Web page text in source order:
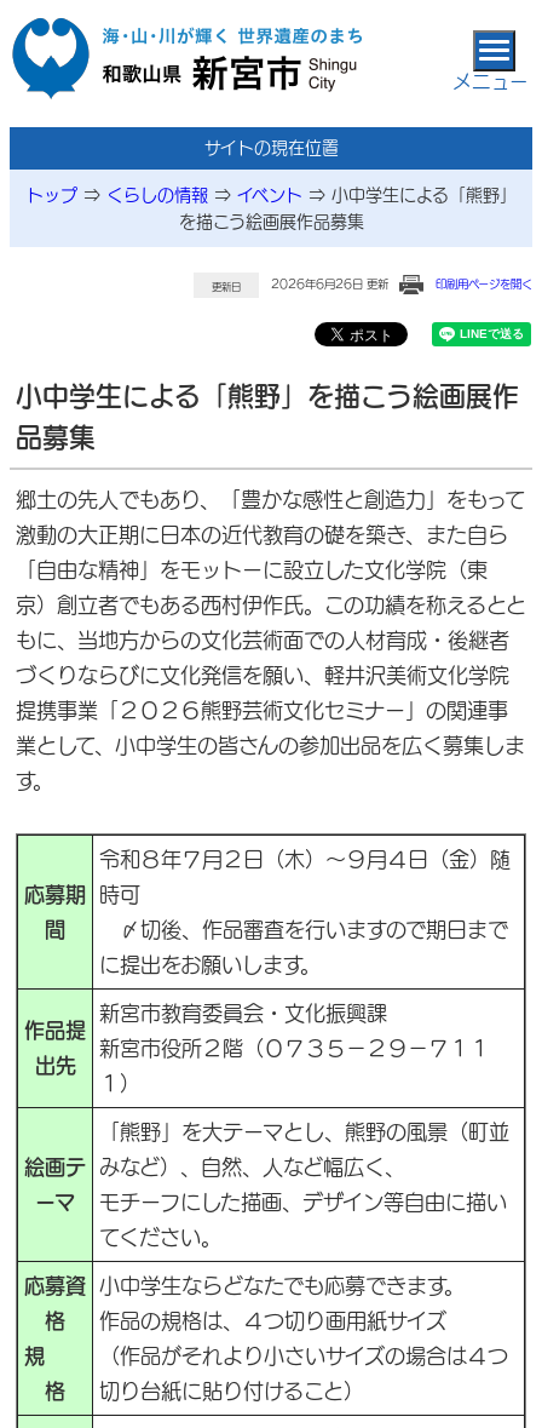
本文へ移動
メニュー
サイトの現在位置
トップ⇒ くらしの情報⇒ イベント ⇒ 小中学生による「熊野」
を描こう絵画展作品募集
更新日 2026年6月26日 更新 印刷用ページを開く
小中学生による「熊野」を描こう絵画展作
品募集
郷土の先人でもあり、「豊かな感性と創造力」をもって
激動の大正期に日本の近代教育の礎を築き、また自ら
「自由な精神」をモットーに設立した文化学院（東
京）創立者でもある西村伊作氏。この功績を称えるとと
もに、当地方からの文化芸術面での人材育成・後継者
づくりならびに文化発信を願い、軽井沢美術文化学院
提携事業「２０２６熊野芸術文化セミナー」の関連事
業として、小中学生の皆さんの参加出品を広く募集しま
す。
応募期
間
令和８年７月２日（木）～９月４日（金）随
時可
〆切後、作品審査を行いますので期日まで
に提出をお願いします。
作品提
出先
新宮市教育委員会・文化振興課
新宮市役所２階（０７３５－２９－７１１
１）
絵画テ
ーマ
「熊野」を大テーマとし、熊野の風景（町並
みなど）、自然、人など幅広く、
モチーフにした描画、デザイン等自由に描い
てください。
応募資
格
規
格
小中学生ならどなたでも応募できます。
作品の規格は、４つ切り画用紙サイズ
（作品がそれより小さいサイズの場合は４つ
切り台紙に貼り付けること）